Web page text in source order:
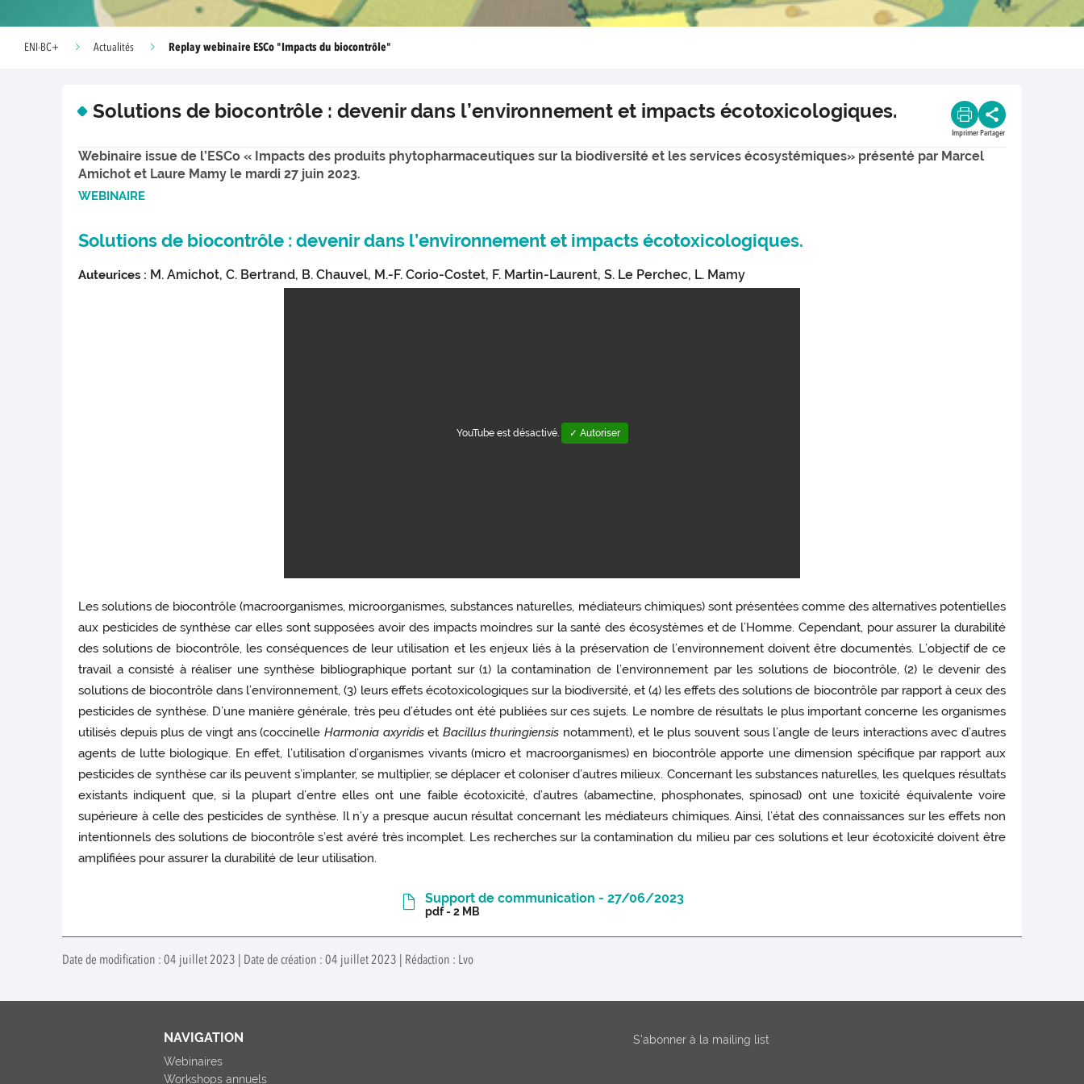
ENI-BC+ Actualités Replay webinaire ESCo "Impacts du biocontrôle"
Solutions de biocontrôle : devenir dans l’environnement et impacts écotoxicologiques.
Imprimer Partager
Webinaire issue de l’ESCo « Impacts des produits phytopharmaceutiques sur la biodiversité et les services écosystémiques» présenté par Marcel
Amichot et Laure Mamy le mardi 27 juin 2023.
WEBINAIRE
Solutions de biocontrôle : devenir dans l’environnement et impacts écotoxicologiques.
Auteurices : M. Amichot, C. Bertrand, B. Chauvel, M.-F. Corio-Costet, F. Martin-Laurent, S. Le Perchec, L. Mamy
YouTube est désactivé. ✓ Autoriser
Les solutions de biocontrôle (macroorganismes, microorganismes, substances naturelles, médiateurs chimiques) sont présentées comme des alternatives potentielles
aux pesticides de synthèse car elles sont supposées avoir des impacts moindres sur la santé des écosystèmes et de l’Homme. Cependant, pour assurer la durabilité
des solutions de biocontrôle, les conséquences de leur utilisation et les enjeux liés à la préservation de l’environnement doivent être documentés. L’objectif de ce
travail a consisté à réaliser une synthèse bibliographique portant sur (1) la contamination de l’environnement par les solutions de biocontrôle, (2) le devenir des
solutions de biocontrôle dans l’environnement, (3) leurs effets écotoxicologiques sur la biodiversité, et (4) les effets des solutions de biocontrôle par rapport à ceux des
pesticides de synthèse. D’une manière générale, très peu d’études ont été publiées sur ces sujets. Le nombre de résultats le plus important concerne les organismes
utilisés depuis plus de vingt ans (coccinelle Harmonia axyridiset Bacillus thuringiensis notamment), et le plus souvent sous l’angle de leurs interactions avec d’autres
agents de lutte biologique. En effet, l’utilisation d’organismes vivants (micro et macroorganismes) en biocontrôle apporte une dimension spécifique par rapport aux
pesticides de synthèse car ils peuvent s’implanter, se multiplier, se déplacer et coloniser d’autres milieux. Concernant les substances naturelles, les quelques résultats
existants indiquent que, si la plupart d’entre elles ont une faible écotoxicité, d’autres (abamectine, phosphonates, spinosad) ont une toxicité équivalente voire
supérieure à celle des pesticides de synthèse. Il n’y a presque aucun résultat concernant les médiateurs chimiques. Ainsi, l’état des connaissances sur les effets non
intentionnels des solutions de biocontrôle s’est avéré très incomplet. Les recherches sur la contamination du milieu par ces solutions et leur écotoxicité doivent être
amplifiées pour assurer la durabilité de leur utilisation.
Support de communication - 27/06/2023
pdf - 2 MB
Date de modification : 04 juillet 2023 | Date de création : 04 juillet 2023 | Rédaction : Lvo
NAVIGATION
Webinaires
Workshops annuels
S'abonner à la mailing list